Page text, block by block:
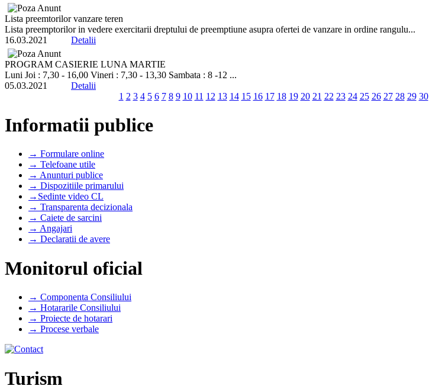
Lista preemtorilor vanzare teren
Lista preemptorilor in vedere exercitarii dreptului de preemptiune asupra ofertei de vanzare in ordine rangulu...
16.03.2021 Detalii
PROGRAM CASIERIE LUNA MARTIE
Luni Joi : 7,30 - 16,00 Vineri : 7,30 - 13,30 Sambata : 8 -12 ...
05.03.2021 Detalii
1 2 3 4 5 6 7 8 9 10 11 12 13 14 15 16 17 18 19 20 21 22 23 24 25 26 27 28 29 30
Informatii publice
→ Formulare online
→ Telefoane utile
→ Anunturi publice
→ Dispozitiile primarului
→Sedinte video CL
→ Transparenta decizionala
→ Caiete de sarcini
→ Angajari
→ Declaratii de avere
Monitorul oficial
→ Componenta Consiliului
→ Hotararile Consiliului
→ Proiecte de hotarari
→ Procese verbale
Turism